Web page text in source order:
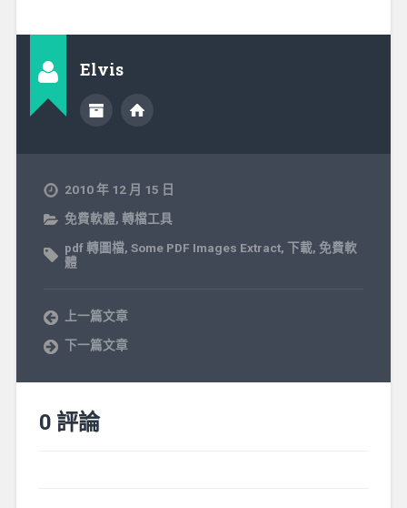
Elvis
2010 年 12 月 15 日
免費軟體, 轉檔工具
pdf 轉圖檔, Some PDF Images Extract, 下載, 免費軟
體
上一篇文章
下一篇文章
0 評論